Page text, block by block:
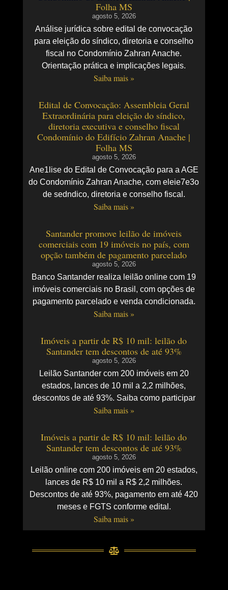
Folha MS
agosto 5, 2026
Análise jurídica sobre edital de convocação
para eleição do síndico, diretoria e conselho
fiscal no Condomínio Zahran Anache.
Orientação prática e implicações legais.
Saiba mais »
Edital de Convocação: Assembleia Geral
Extraordinária para eleição do síndico,
diretoria executiva e conselho fiscal
Condomínio do Edifício Zahran Anache |
Folha MS
agosto 5, 2026
Ane1lise do Edital de Convocação para a AGE
do Condomínio Zahran Anache, com eleie7e3o
de sedndico, diretoria e conselho fiscal.
Saiba mais »
Santander promove leilão de imóveis
comerciais com 19 imóveis no país, com
opção também de pagamento parcelado
agosto 5, 2026
Banco Santander realiza leilão online com 19
imóveis comerciais no Brasil, com opções de
pagamento parcelado e venda condicionada.
Saiba mais »
Imóveis a partir de R$ 10 mil: leilão do
Santander tem descontos de até 93%
agosto 5, 2026
Leilão Santander com 200 imóveis em 20
estados, lances de 10 mil a 2,2 milhões,
descontos de até 93%. Saiba como participar
Saiba mais »
Imóveis a partir de R$ 10 mil: leilão do
Santander tem descontos de até 93%
agosto 5, 2026
Leilão online com 200 imóveis em 20 estados,
lances de R$ 10 mil a R$ 2,2 milhões.
Descontos de até 93%, pagamento em até 420
meses e FGTS conforme edital.
Saiba mais »